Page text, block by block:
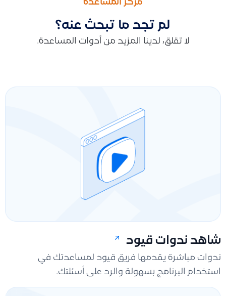
مركز المساعدة
لم تجد ما تبحث عنه؟
لا تقلق، لدينا المزيد من أدوات المساعدة.
شاهد ندوات قيود
ندوات مباشرة يقدمها فريق قيود لمساعدتك في
استخدام البرنامج بسهولة والرد على أسئلتك.